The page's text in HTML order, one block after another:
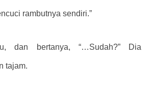
rambutnya sendiri.”
dan bertanya, “…Sudah?” Dia
tajam.